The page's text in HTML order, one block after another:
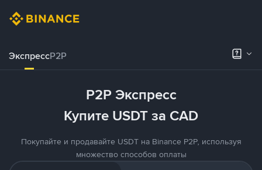
ЭкспрессP2P
P2P Экспресс
Купите USDT за CAD
Покупайте и продавайте USDT на Binance P2P, используя
множество способов оплаты